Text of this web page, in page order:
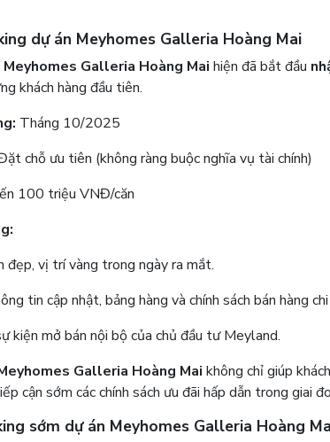
dự án Meyhomes Galleria Hoàng Mai
Meyhomes Galleria Hoàng Mai hiện đã bắt đầu
khách hàng đầu tiên.
Tháng 10/2025
chỗ ưu tiên (không ràng buộc nghĩa vụ tài chính)
100 triệu VNĐ/căn
đẹp, vị trí vàng trong ngày ra mắt.
tin cập nhật, bảng hàng và chính sách bán hàng
kiện mở bán nội bộ của chủ đầu tư Meyland.
Galleria Hoàng Mai không chỉ giúp
cận sớm các chính sách ưu đãi hấp dẫn trong giai
sớm dự án Meyhomes Galleria Hoàng